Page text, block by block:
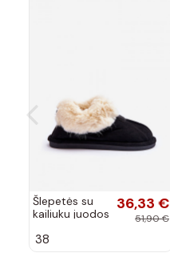
Šlepetės su
kailiuku juodos
Lanoze
36,33 €
51,90 €
38